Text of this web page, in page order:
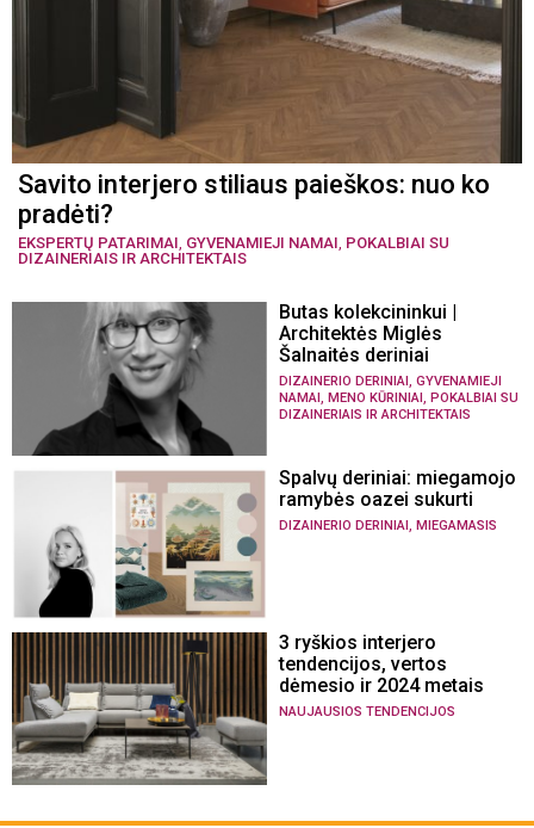
Savito interjero stiliaus paieškos: nuo ko
pradėti?
EKSPERTŲ PATARIMAI, GYVENAMIEJI NAMAI, POKALBIAI SU
DIZAINERIAIS IR ARCHITEKTAIS
Butas kolekcininkui |
Architektės Miglės
Šalnaitės deriniai
DIZAINERIO DERINIAI , GYVENAMIEJI
NAMAI , MENO KŪRINIAI , POKALBIAI SU
DIZAINERIAIS IR ARCHITEKTAIS
Spalvų deriniai: miegamojo
ramybės oazei sukurti
DIZAINERIO DERINIAI MIEGAMASIS
3 ryškios interjero
tendencijos, vertos
dėmesio ir 2024 metais
NAUJAUSIOS TENDENCIJOS